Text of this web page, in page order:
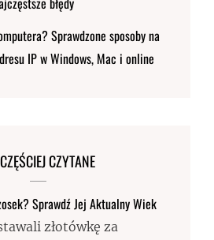
Sprawdzone sposoby na
IP w Windows, Mac i online
CZYTANE
Sprawdź Jej Aktualny Wiek
złotówkę za